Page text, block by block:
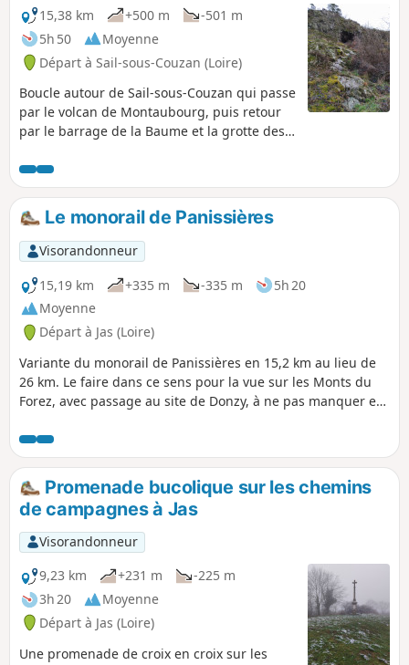
15,38 km +500 m
-501 m
5h 50
Moyenne
Départ à Sail-sous-Couzan (Loire)
Boucle autour de Sail-sous-Couzan qui passe
par le volcan de Montaubourg, puis retour
par le barrage de la Baume et la grotte des
sur le Château de Sail.
Le monorail de Panissières
Visorandonneur
15,19 km
+335 m -335 m
5h 20
Moyenne
Départ à Jas (Loire)
Variante du monorail de Panissières en 15,2 km au lieu de
26 km. Le faire dans ce sens pour la vue sur les Monts du
Forez, avec passage au site de Donzy, à ne pas manquer et
Noire de Jas à La Valette puis de chez Grizonnet à Jas. Suite
à une remarque de l'auteur il est préférable de stationner
au (4) pour commencer la randonnée. Les coordonnées
pour le parking au village de Donzy sont : Longitude :
4.27990° Latitude : 45.74670°.
Promenade bucolique sur les chemins
de campagnes à Jas
Visorandonneur
9,23 km
+231 m
-225 m
3h 20
Moyenne
Départ à Jas (Loire)
Une promenade de croix en croix sur les